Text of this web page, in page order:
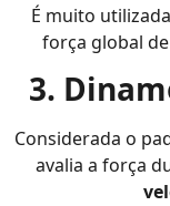
É muito
força global
3.
Considerada o
avalia a força